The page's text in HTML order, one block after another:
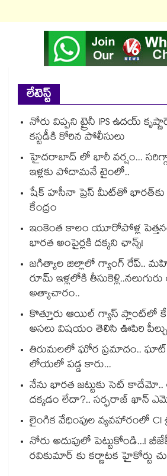
లేటెస్ట్
నోరు విప్పని ట్రైనీ IPS ఉదయ్
కస్టడీకి కోరిన పోలీసులు
హైదరాబాద్ లో భారీ వర్షం...
ఇళ్లకు పోదామనే టైంలో..
షేక్ హసీనా ప్రెస్ మీట్‎తో భారత్‎కు
కేంద్రం
ఇంకెంత కాలం యూరోపోళ్ల
భారత అంపైర్లకి దక్కని ఛాన్స్!
జగిత్యాల జిల్లాలో గ్యాంగ్ రేప్..
రూమ్ ఇళ్లలోకి
అత్యాచారం..
కొత్తూరు ఆయిల్ గ్యాస్⁪ ప్లాంట్⁫లో
అసలు విషయం తెలిసి ఊపిరి
తిరుమలలో ఘోర ప్రమాదం.. ఘాట్
లోయలో పడ్డ కారు...
నేను భారత జట్టుకు సెట్
దక్కడం లేదా?.. సర్ఫరాజ్ ఖాన్
లైంగిక వేధింపుల వ్యవహారంలో CI
నోరు అదుపులో పెట్టుకోండి...!
రవికుమార్ కు కర్ణాటక హైకోర్టు